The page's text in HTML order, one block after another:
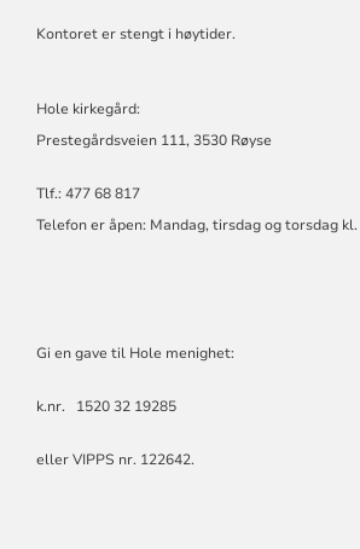
Kontoret er stengt i høytider.
Hole kirkegård:
Prestegårdsveien 111, 3530 Røyse
Tlf.: 477 68 817
Telefon er åpen: Mandag, tirsdag og torsdag
Gi en gave til Hole menighet:
k.nr. 1520 32 19285
eller VIPPS nr. 122642.